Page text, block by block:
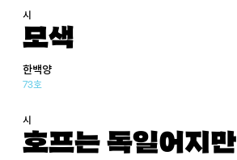
시
모색
한백양
73호
시
호프는 독일어지만